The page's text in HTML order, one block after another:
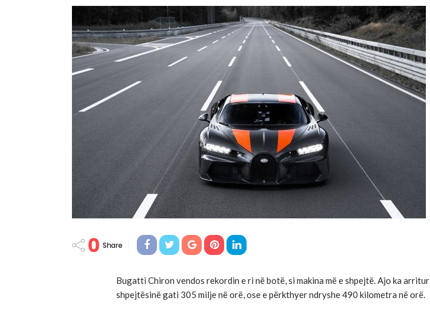
0 Share
Bugatti Chiron vendos rekordin e ri në botë, si makina më e shpejtë. Ajo ka arritur
shpejtësinë gati 305 milje në orë, ose e përkthyer ndryshe 490 kilometra në orë.